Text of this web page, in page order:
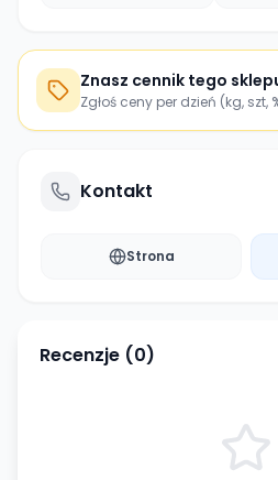
Znasz cennik tego
Zgłoś ceny per dzień (kg, szt,
Kontakt
Strona
Recenzje (0)